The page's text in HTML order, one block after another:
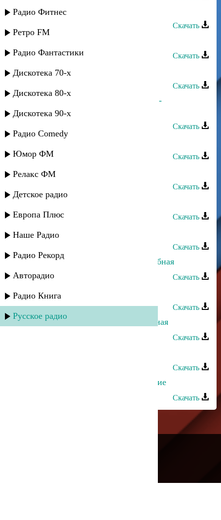
Радио Фитнес
Ретро FM
Радио Фантастики
Дискотека 70-х
Дискотека 80-х
Дискотека 90-х
Радио Comedy
Юмор ФМ
Релакс ФМ
Детское радио
Европа Плюс
Наше Радио
Радио Рекорд
Авторадио
Радио Книга
Русское радио
Тимур Темиров - До утра
Скачать
Тимур Темиров - Лето жаркое
Скачать
Тимур Темиров - Дари дам
Скачать
Тимур Темиров и Арсен Петросов -
Безымянная
Скачать
Тимур Темиров - Косы ивы
Скачать
Тимур Темиров - Джама
Скачать
Тимур Темиров - Разлюбила
Скачать
Тимур Темиров - За что
Скачать
Тимур Темиров - Армянская свадебная
Скачать
Тимур Темиров - Волна
Скачать
Тимур Темиров, Жасмин - Свадебная
Скачать
Скачать
Тимур Темиров - За глаза твои карие
Скачать